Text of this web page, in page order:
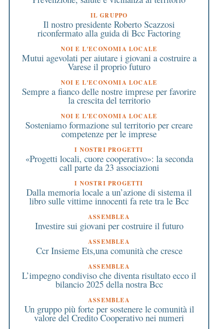
IL GRUPPO
Il nostro presidente Roberto Scazzosi
riconfermato alla guida di Bcc Factoring
NOI E L'ECONOMIA LOCALE
Mutui agevolati per aiutare i giovani a costruire a
Varese il proprio futuro
NOI E L'ECONOMIA LOCALE
Sempre a fianco delle nostre imprese per favorire
la crescita del territorio
NOI E L'ECONOMIA LOCALE
Sosteniamo formazione sul territorio per creare
competenze per le imprese
I NOSTRI PROGETTI
«Progetti locali, cuore cooperativo»: la seconda
call parte da 23 associazioni
I NOSTRI PROGETTI
Dalla memoria locale a un’azione di sistema il
libro sulle vittime innocenti fa rete tra le Bcc
ASSEMBLEA
Investire sui giovani per costruire il futuro
ASSEMBLEA
Ccr Insieme Ets,una comunità che cresce
ASSEMBLEA
L’impegno condiviso che diventa risultato ecco il
bilancio 2025 della nostra Bcc
ASSEMBLEA
Un gruppo più forte per sostenere le comunità il
valore del Credito Cooperativo nei numeri